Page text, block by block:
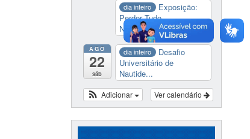
dia inteiro
Exposição:
Perder Tudo.
Novament...
AGO
22
sáb
dia inteiro
Desafio
Universitário de
Nautide...
Ver calendário
Adicionar